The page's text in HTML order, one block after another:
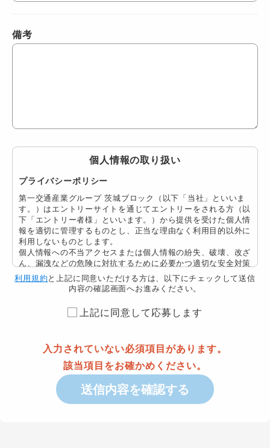
備考
個人情報の取り扱い
プライバシーポリシー
第一交通産業グループ 茨城ブロック
（以下「当社」といいま
す。）はエントリーサイトを通じてエントリーをされる方（以
下「エントリー者様」といいます。）から提供を受けた個人情
報を適切に管理するものとし、正当な理由なく利用目的以外に
利用しないものとします。
個人情報への不当アクセスまたは個人情報の紛失、破壊、改ざ
ん、漏洩などの危険に対抗するために必要かつ適切な安全対策
を継続的に講じるよう最大限の注意・努力を払います。
当社はこのための基本方針を以下のとおり定め、全社への徹底
等とも協力し、エントリー者様の信頼を得られるよう、個人情
報の保護に努めてまいります。本サイトをご利用いただくうえ
個人情報とは
個人情報とは、個人に関する情報であって当該情報に含まれる
氏名、生年月日その他の記述などによって特定の個人を識別で
きるものをいいます。
利用規約 と上記に同意いただける方は、以下にチェックして送信
内容の確認画面へお進みください。
上記に同意して応募します
入力されていない必須項目があります。
該当項目をお確かめください。
送信内容を確認する